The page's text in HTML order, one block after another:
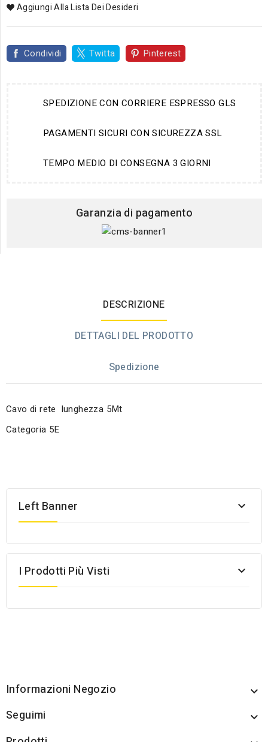
Aggiungi Alla Lista Dei Desideri
Condividi Twitta Pinterest
SPEDIZIONE CON CORRIERE ESPRESSO GLS
PAGAMENTI SICURI CON SICUREZZA SSL
TEMPO MEDIO DI CONSEGNA 3 GIORNI
Garanzia di pagamento
DESCRIZIONE
DETTAGLI DEL PRODOTTO
Spedizione
Cavo di rete lunghezza 5Mt
Categoria 5E
Left Banner 
I Prodotti Più Visti 
Informazioni Negozio 
Seguimi 